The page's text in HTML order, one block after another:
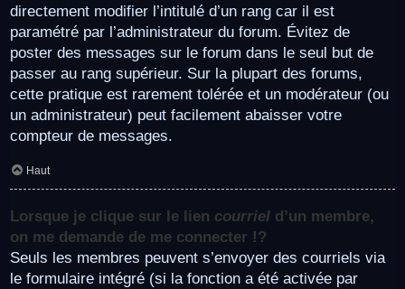
directement modifier l’intitulé d’un rang car il est
paramétré par l’administrateur du forum. Évitez de
poster des messages sur le forum dans le seul but de
passer au rang supérieur. Sur la plupart des forums,
cette pratique est rarement tolérée et un modérateur (ou
un administrateur) peut facilement abaisser votre
compteur de messages.
Haut
Lorsque je clique sur le lien courriel d’un membre,
on me demande de me connecter !?
Seuls les membres peuvent s’envoyer des courriels via
le formulaire intégré (si la fonction a été activée par